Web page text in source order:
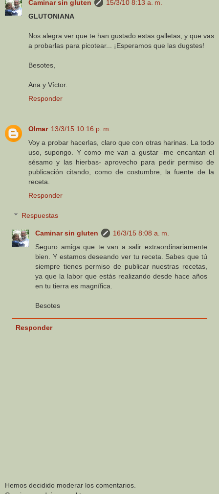
Caminar sin gluten
15/3/10 8:13 a. m.
GLUTONIANA
Nos alegra ver que te han gustado estas galletas, y que vas
a probarlas para picotear... ¡Esperamos que las dugstes!
Besotes,
Ana y Víctor.
Responder
Olmar 13/3/15 10:16 p. m.
Voy a probar hacerlas, claro que con otras harinas. La todo
uso, supongo. Y como me van a gustar -me encantan el
sésamo y las hierbas- aprovecho para pedir permiso de
publicación citando, como de costumbre, la fuente de la
receta.
Responder
Respuestas
Caminar sin gluten
16/3/15 8:08 a. m.
Seguro amiga que te van a salir extraordinariamente
bien. Y estamos deseando ver tu receta. Sabes que tú
siempre tienes permiso de publicar nuestras recetas,
ya que la labor que estás realizando desde hace años
en tu tierra es magnífica.
Besotes
Responder
Hemos decidido moderar los comentarios.